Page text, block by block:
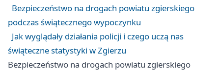
Bezpieczeństwo na drogach powiatu zgierskiego
podczas świątecznego wypoczynku
Jak wyglądały działania policji i czego uczą nas
świąteczne statystyki w Zgierzu
Bezpieczeństwo na drogach powiatu zgierskiego